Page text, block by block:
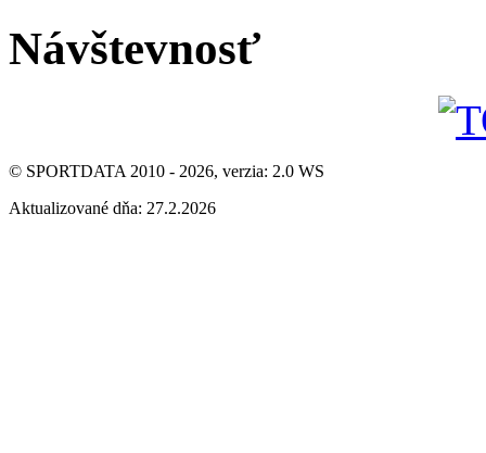
Návštevnosť
© SPORTDATA 2010 - 2026, verzia: 2.0 WS
Aktualizované dňa: 27.2.2026